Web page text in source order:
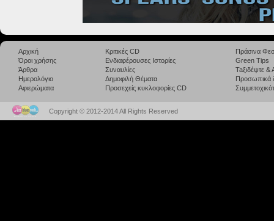
Αρχική
Όροι χρήσης
Άρθρα
Ημερολόγιο
Αφιερώματα
Κριτικές CD
Ενδιαφέρουσες Ιστορίες
Συναυλίες
Δημοφιλή Θέματα
Προσεχείς κυκλοφορίες CD
Πράσινα
Green Tips
Taξιδέψτε
Προσωπικά
Copyright © 2012-2014 All Rights Reserved